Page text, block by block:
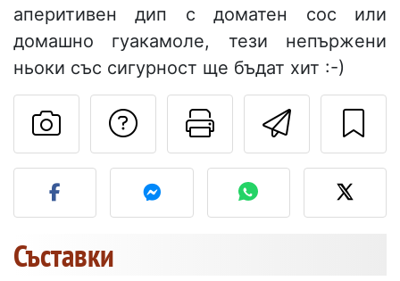
аперитивен дип с доматен сос или
домашно гуакамоле, тези непържени
ньоки със сигурност ще бъдат хит :-)
Да зададете
Публикувайте своя
Съставки